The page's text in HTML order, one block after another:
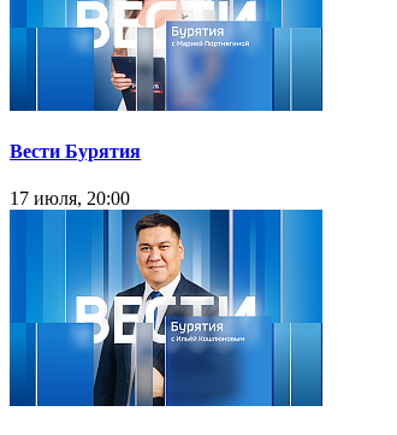
Вести Бурятия
17 июля, 20:00